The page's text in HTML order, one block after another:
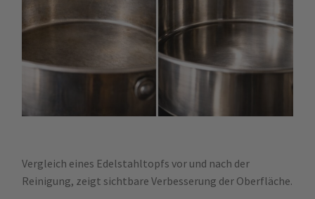
Vergleich eines Edelstahltopfs vor und nach der
Reinigung, zeigt sichtbare Verbesserung der Oberfläche.